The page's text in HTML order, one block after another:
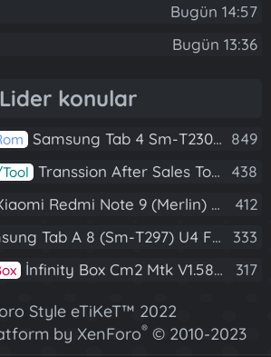
Bugün 14:57
Bugün 13:36
Lider konular
Samsung Tab 4 Sm-T230 Android 7.1 Stabil Eba Destekli Yazılım 849
Transsion After Sales Tool V1.5.1 Full (Tüm Mtk Işlemcili Cihazları Meta Moda Alma) 438
Redmi Note 9 (Merlin) Nvram Yedeği Fix Nv By Dft Pro 412
Tab A 8 (Sm-T297) U4 Frp Reset 333
İnfinity Box Cm2 Mtk V1.58 Full Kurulum+Crack 317
Style eTiKeT™ 2022
by XenForo® © 2010-2023